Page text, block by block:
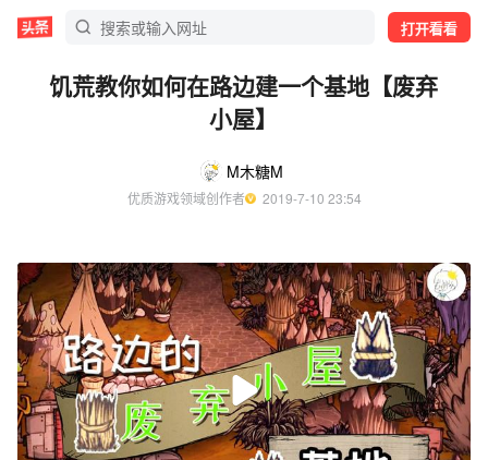
打开看看
饥荒教你如何在路边建一个基地【废弃
小屋】
M木糖M
优质游戏领域创作者
  2019-7-10 23:54